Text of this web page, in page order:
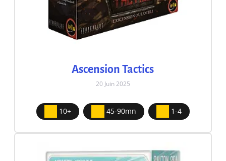
Ascension Tactics
20 Juin 2025
10+ 45-90mn 1-4